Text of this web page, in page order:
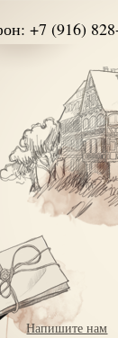
+7 (916)
Напишите нам